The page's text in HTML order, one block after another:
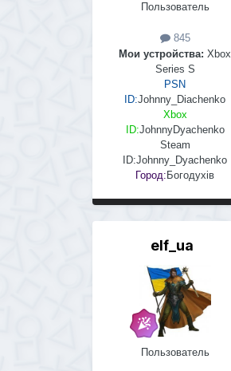
Пользователь
845
Мои устройства: Xbox
Series S
PSN
ID:Johnny_Diachenko
Xbox
ID:JohnnyDyachenko
Steam
ID:Johnny_Dyachenko
Город:Богодухів
elf_ua
Пользователь